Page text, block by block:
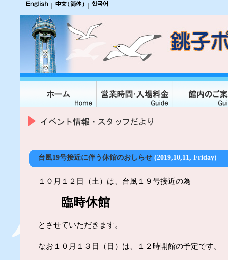
台風19号接近に伴う休館のおしらせ (2019,10,11, Friday)
１０月１２日（土）は、台風１９号接近の為
臨時休館
とさせていただきます。
なお１０月１３日（日）は、１２時開館の予定です。